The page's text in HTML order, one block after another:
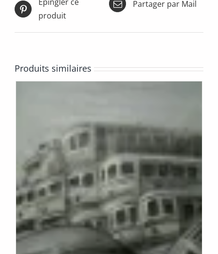
produit
Partager par Mail
Produits similaires